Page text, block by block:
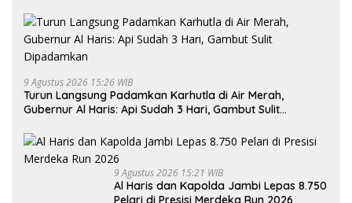
9 Agustus 2026 15:26 WIB
Turun Langsung Padamkan Karhutla di Air Merah,
Gubernur Al Haris: Api Sudah 3 Hari, Gambut Sulit
9 Agustus 2026 15:21 WIB
Al Haris dan Kapolda Jambi Lepas 8.750
Pelari di Presisi Merdeka Run 2026